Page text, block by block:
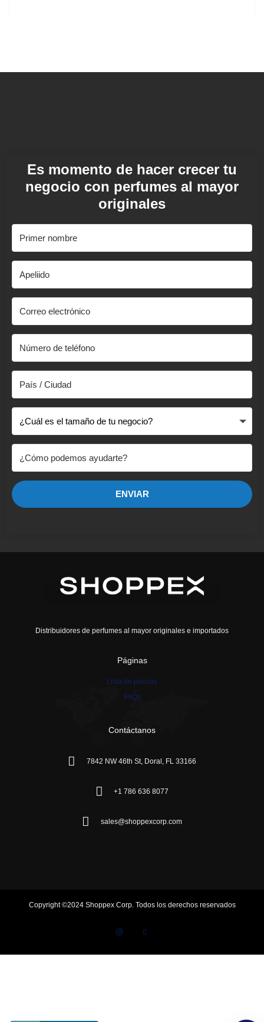
Es momento de hacer crecer tu
negocio con perfumes al mayor
originales
ENVIAR
Distribuidores de perfumes al mayor originales e importados
Páginas
Lista de precios
FAQs
Contáctanos
7842 NW 46th St, Doral, FL 33166
+1 786 636 8077
sales@shoppexcorp.com
Copyright ©2024 Shoppex Corp. Todos los derechos reservados